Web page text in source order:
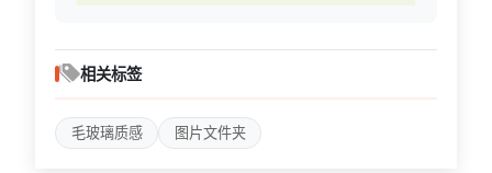
相关标签
毛玻璃质感 图片文件夹